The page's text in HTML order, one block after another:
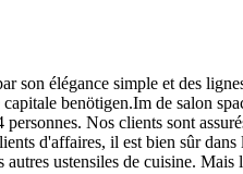
son élégance simple et des
benötigen.Im de salon
Nos clients sont
d'affaires, il est bien sûr
autres ustensiles de cuisine.